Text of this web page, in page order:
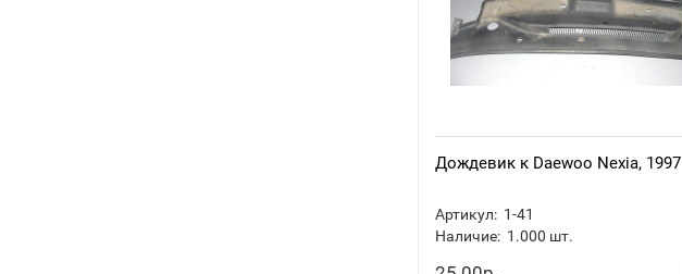
Дождевик к Daewoo Nexia, 1997
Артикул: 1-41
Наличие: 1.000 шт.